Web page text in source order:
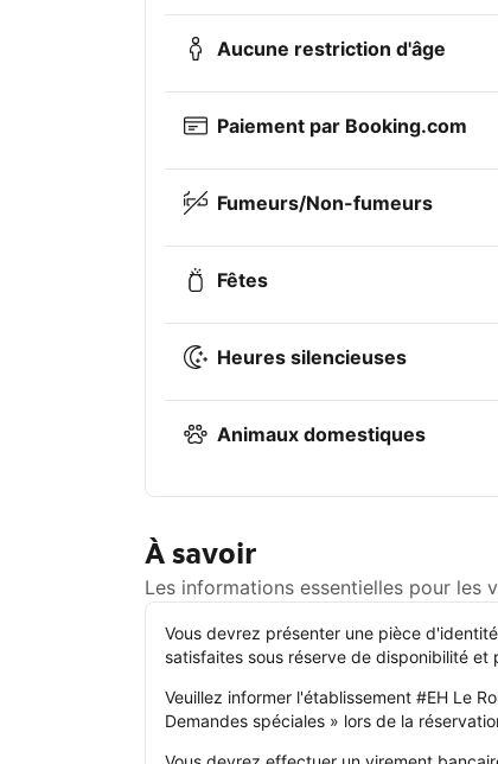
Aucune restriction d'âge
Paiement par Booking.com
Fumeurs/Non-fumeurs
Fêtes
Heures silencieuses
Animaux domestiques
À savoir
Les informations essentielles pour les
Vous devrez présenter une pièce
satisfaites sous réserve de disponibilité
Veuillez informer l'établissement #EH Le
Demandes spéciales » lors de la